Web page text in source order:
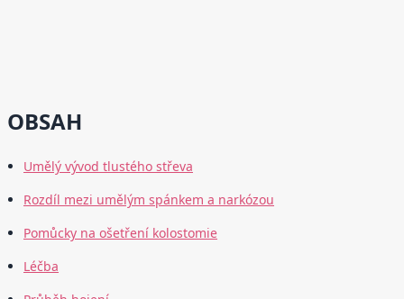
OBSAH
Umělý vývod tlustého střeva
Rozdíl mezi umělým spánkem a narkózou
Pomůcky na ošetření kolostomie
Léčba